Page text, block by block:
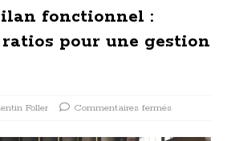
fonctionnel :
pour une gestion
Foller Commentaires fermés